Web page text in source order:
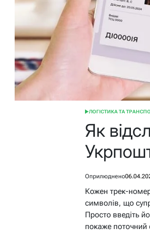
ОПУБЛІКУВАТИ
ЛОГІСТИКА ТА
Як
Оприлюднено
Кожен трек-
символів, що
Просто введіть
покаже поточний